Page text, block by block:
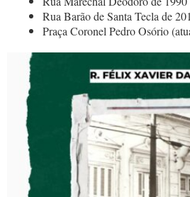
Rua Barão de Santa Tecla de
Praça Coronel Pedro Osório